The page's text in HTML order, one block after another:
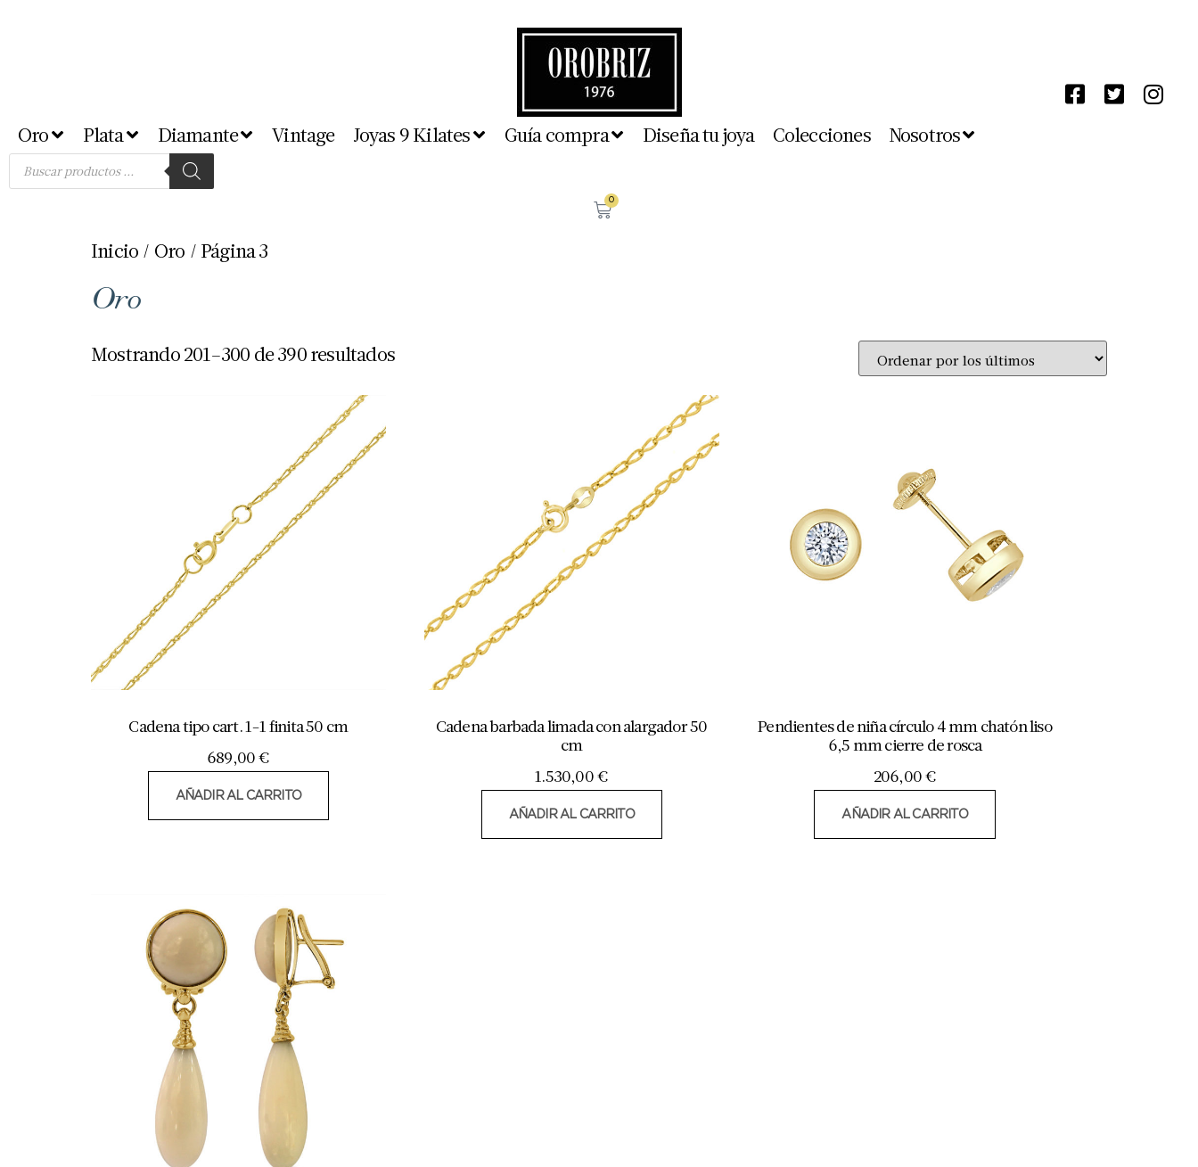
Oro Plata Diamante Vintage Joyas 9 Kilates Guía compra Diseña tu joya Colecciones Nosotros
0
Inicio / Oro / Página 3
Oro
Mostrando 201–300 de 390 resultados
Cadena tipo cart. 1-1 finita 50 cm
689,00€
AÑADIR AL CARRITO
Cadena barbada limada con alargador 50
cm
1.530,00€
AÑADIR AL CARRITO
Pendientes de niña círculo 4 mm chatón liso
6,5 mm cierre de rosca
206,00€
AÑADIR AL CARRITO